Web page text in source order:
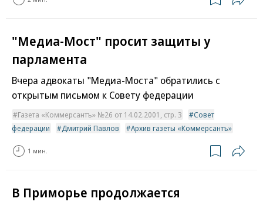
"Медиа-Мост" просит защиты у
парламента
Вчера адвокаты "Медиа-Моста" обратились с
открытым письмом к Совету федерации
Газета «Коммерсантъ» №26 от 14.02.2001, стр. 3
Совет
федерации
Дмитрий Павлов Архив газеты «Коммерсантъ»
1 мин.
В Приморье продолжается